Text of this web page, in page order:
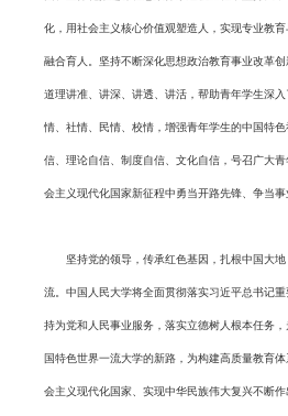
化，用社会主义核心价值观塑造人，实现专业教
融合育人。坚持不断深化思想政治教育事业改革
道理讲准、讲深、讲透、讲活，帮助青年学生深入
情、社情、民情、校情，增强青年学生的中国特
信、理论自信、制度自信、文化自信，号召广大
会主义现代化国家新征程中勇当开路先锋、争当事
坚持党的领导，传承红色基因，扎根中国大
流。中国人民大学将全面贯彻落实习近平总书记
持为党和人民事业服务，落实立德树人根本任务
国特色世界一流大学的新路，为构建高质量教育
会主义现代化国家、实现中华民族伟大复兴不断